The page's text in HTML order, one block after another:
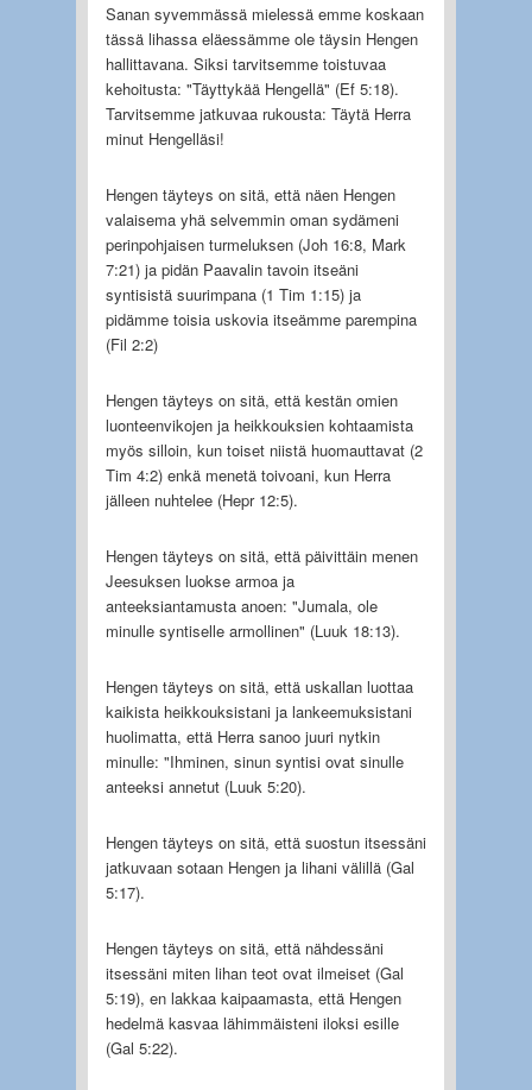
Sanan syvemmässä mielessä emme koskaan
tässä lihassa eläessämme ole täysin Hengen
hallittavana. Siksi tarvitsemme toistuvaa
kehoitusta: "Täyttykää Hengellä" (Ef 5:18).
Tarvitsemme jatkuvaa rukousta: Täytä Herra
minut Hengelläsi!
Hengen täyteys on sitä, että näen Hengen
valaisema yhä selvemmin oman sydämeni
perinpohjaisen turmeluksen (Joh 16:8, Mark
7:21) ja pidän Paavalin tavoin itseäni
syntisistä suurimpana (1 Tim 1:15) ja
pidämme toisia uskovia itseämme parempina
(Fil 2:2)
Hengen täyteys on sitä, että kestän omien
luonteenvikojen ja heikkouksien kohtaamista
myös silloin, kun toiset niistä huomauttavat (2
Tim 4:2) enkä menetä toivoani, kun Herra
jälleen nuhtelee (Hepr 12:5).
Hengen täyteys on sitä, että päivittäin menen
Jeesuksen luokse armoa ja
anteeksiantamusta anoen: "Jumala, ole
minulle syntiselle armollinen" (Luuk 18:13).
Hengen täyteys on sitä, että uskallan luottaa
kaikista heikkouksistani ja lankeemuksistani
huolimatta, että Herra sanoo juuri nytkin
minulle: "Ihminen, sinun syntisi ovat sinulle
anteeksi annetut (Luuk 5:20).
Hengen täyteys on sitä, että suostun itsessäni
jatkuvaan sotaan Hengen ja lihani välillä (Gal
5:17).
Hengen täyteys on sitä, että nähdessäni
itsessäni miten lihan teot ovat ilmeiset (Gal
5:19), en lakkaa kaipaamasta, että Hengen
hedelmä kasvaa lähimmäisteni iloksi esille
(Gal 5:22).